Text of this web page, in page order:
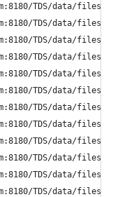
TDS/data/files/p9/
TDS/data/files/p9/
TDS/data/files/p9/
TDS/data/files/p9/
TDS/data/files/p9/
TDS/data/files/p9/
TDS/data/files/p9/
TDS/data/files/p9/
TDS/data/files/p9/
TDS/data/files/p9/
TDS/data/files/p9/
TDS/data/files/p9/